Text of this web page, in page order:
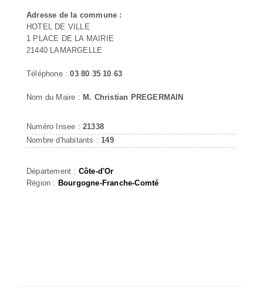
Adresse de la commune :
HOTEL DE VILLE
1 PLACE DE LA MAIRIE
21440 LAMARGELLE
Téléphone :03 80 35 10 63
Nom du Maire : M. Christian PREGERMAIN
Numéro Insee : 21338
Nombre d'habitants : 149
Département : Côte-d'Or
Région : Bourgogne-Franche-Comté